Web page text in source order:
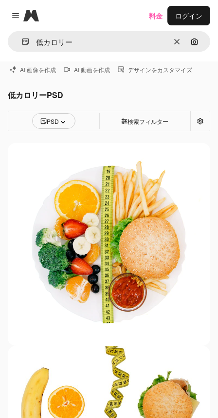
Close menu
Magnific
消去 画像で
料金 ログイン
AI 画像を作成 AI 動画を作成 デザインをカスタマイズ
低カロリーPSD
PSD 検索フィルター